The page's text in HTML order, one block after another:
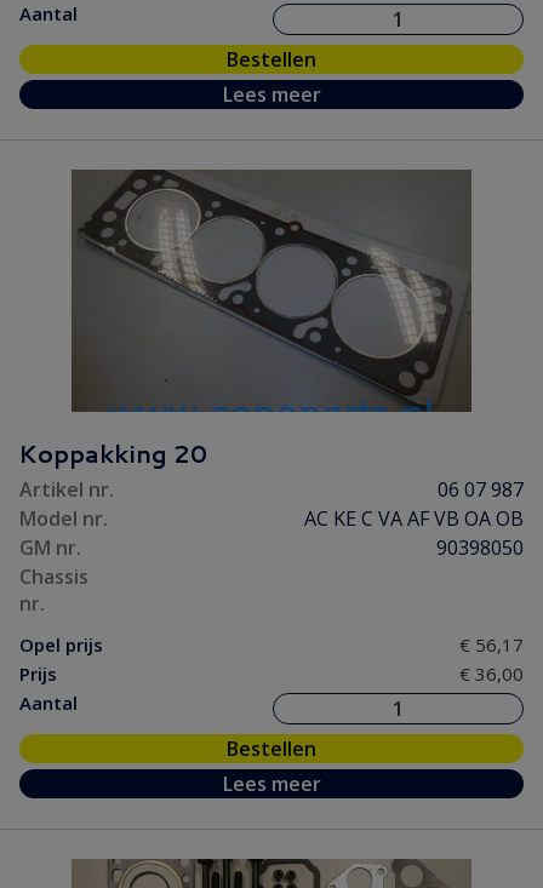
Aantal
Bestellen
Lees meer
Koppakking 20
Artikel nr.
06 07 987
Model nr.
AC KE C VA AF VB OA OB
GM nr.
90398050
Chassis
nr.
Opel prijs
€ 56,17
Prijs
€ 36,00
Aantal
Bestellen
Lees meer